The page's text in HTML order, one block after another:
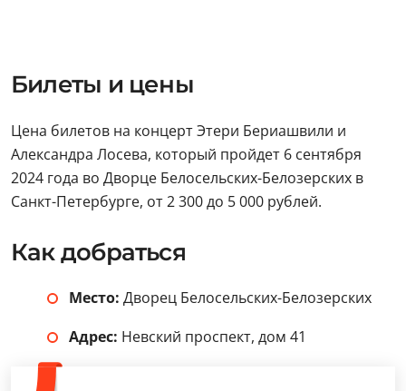
Билеты и цены
Цена билетов на концерт Этери Бериашвили и
Александра Лосева, который пройдет 6 сентября
2024 года во Дворце Белосельских-Белозерских в
Санкт-Петербурге, от 2 300 до 5 000 рублей.
Как добраться
Место: Дворец Белосельских-Белозерских
Адрес: Невский проспект, дом 41